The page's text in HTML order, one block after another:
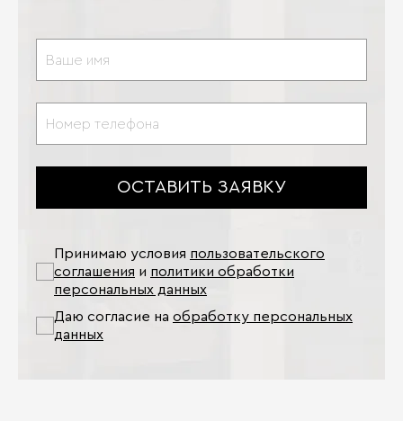
ОСТАВИТЬ ЗАЯВКУ
Принимаю условия пользовательского
соглашения и политики обработки
персональных данных
Даю согласие на обработку персональных
данных